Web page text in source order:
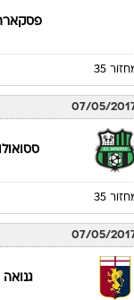
35
07/05/
ססואולו
35
07/05/
גנואה